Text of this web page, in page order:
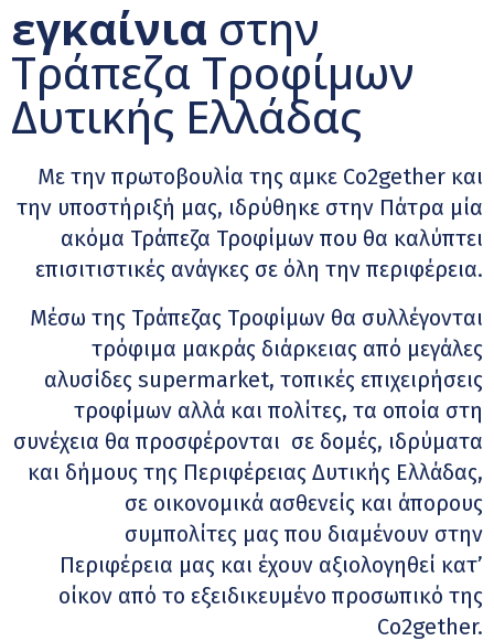
εγκαίνια στην
Τράπεζα Τροφίμων
Δυτικής Ελλάδας
Με την πρωτοβουλία της αμκε Co2gether και
την υποστήριξή μας, ιδρύθηκε στην Πάτρα μία
ακόμα Τράπεζα Τροφίμων που θα καλύπτει
επισιτιστικές ανάγκες σε όλη την περιφέρεια.
Μέσω της Τράπεζας Τροφίμων θα συλλέγονται
τρόφιμα μακράς διάρκειας από μεγάλες
αλυσίδες supermarket, τοπικές επιχειρήσεις
τροφίμων αλλά και πολίτες, τα οποία στη
συνέχεια θα προσφέρονται σε δομές, ιδρύματα
και δήμους της Περιφέρειας Δυτικής Ελλάδας,
σε οικονομικά ασθενείς και άπορους
συμπολίτες μας που διαμένουν στην
Περιφέρεια μας και έχουν αξιολογηθεί κατ’
οίκον από το εξειδικευμένο προσωπικό της
Co2gether.